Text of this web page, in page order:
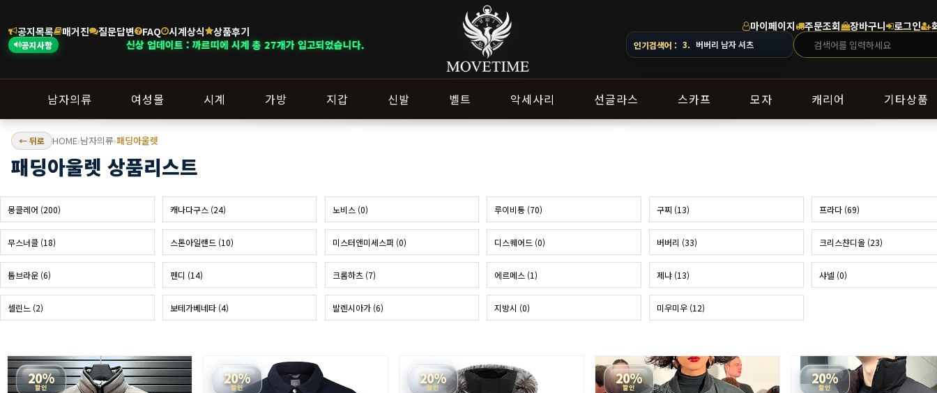
공지목록 매거진 질문답변 FAQ 시계상식 상품후기
공지사항 신상 업데이트 : 까르띠에 시계 총 27개가 입고되었습니다.
마이페이지 주문조회 장바구니 로그인
인기검색어 : 4. 스톤아일랜드 남자 맨투맨
남자의류 여성몰 시계 가방 지갑 신발 벨트 악세사리 선글라스 스카프 모자 캐리어 기타상품
← 뒤로 HOME›남자의류›패딩아울렛
패딩아울렛 상품리스트
몽클레어 (200) 캐나다구스 (24) 노비스 (0) 루이비통 (70) 구찌 (13) 프라다 (69)
무스너클 (18) 스톤아일랜드 (10) 미스터앤미세스퍼 (0) 디스퀘어드 (0) 버버리 (33) 크리스챤디올 (23)
톰브라운 (6) 펜디 (14) 크롬하츠 (7) 에르메스 (1) 제냐 (13) 샤넬 (0)
셀린느 (2) 보테가베네타 (4) 발렌시아가 (6) 지방시 (0) 미우미우 (12)
20%
할인
20%
할인
20%
할인
20%
할인
20%
할인